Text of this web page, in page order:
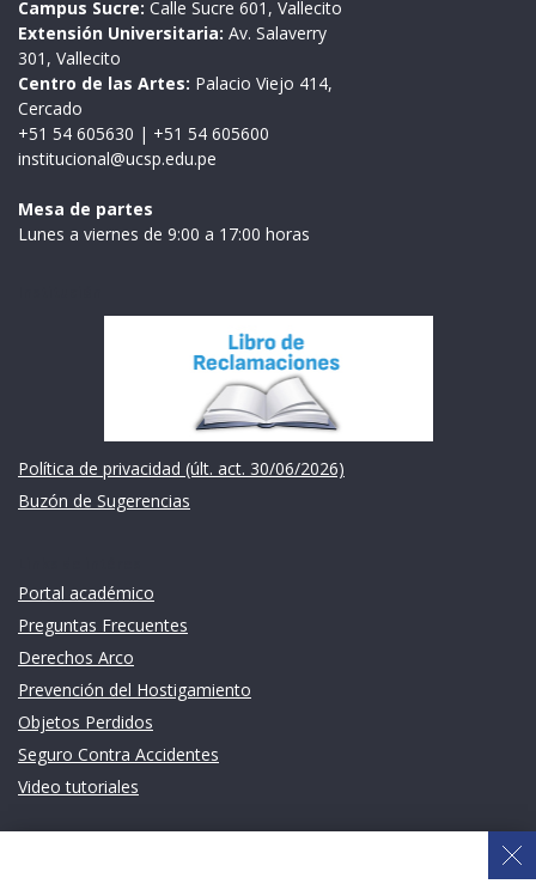
Campus Sucre: Calle Sucre 601, Vallecito
Extensión Universitaria: Av. Salaverry
301, Vallecito
Centro de las Artes: Palacio Viejo 414,
Cercado
+51 54 605630 | +51 54 605600
institucional@ucsp.edu.pe
Mesa de partes
Lunes a viernes de 9:00 a 17:00 horas
Política de privacidad (últ. act. 30/06/2026)
Buzón de Sugerencias
Portal académico
Preguntas Frecuentes
Derechos Arco
Prevención del Hostigamiento
Objetos Perdidos
Seguro Contra Accidentes
Video tutoriales